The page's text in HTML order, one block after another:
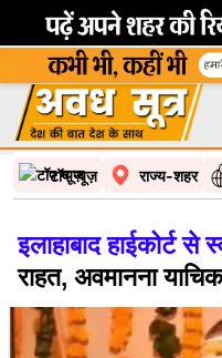
टॉप न्यूज़ राज्य-शहर
इलाहाबाद हाईकोर्ट से
राहत, अवमानना